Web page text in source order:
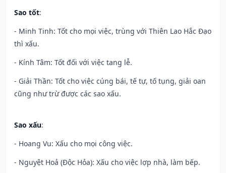
Sao tốt:
- Minh Tinh: Tốt cho mọi việc, trùng với Thiên Lao Hắc Đạo
thì xấu.
- Kính Tâm: Tốt đối với việc tang lễ.
- Giải Thần: Tốt cho việc cúng bái, tế tự, tố tụng, giải oan
cũng như trừ được các sao xấu.
Sao xấu:
- Hoang Vu: Xấu cho mọi công việc.
- Nguyệt Hoả (Độc Hỏa): Xấu cho việc lợp nhà, làm bếp.